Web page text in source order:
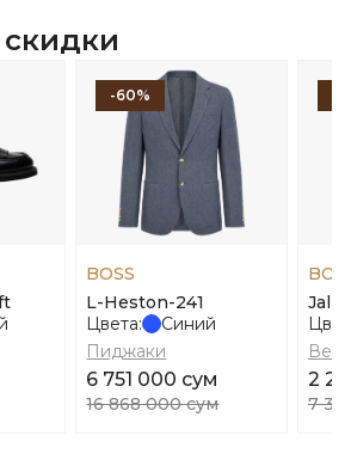
-60%
BOSS
L-Heston-241
Цвета:
Синий
Пиджаки
6 751 000 сум
16 868 000 сум
2
7